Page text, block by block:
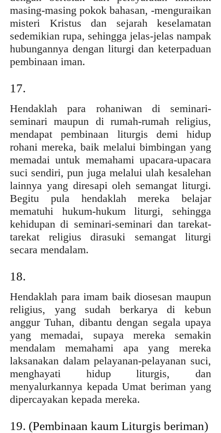
masing-masing pokok bahasan, -menguraikan
misteri Kristus dan sejarah keselamatan
sedemikian rupa, sehingga jelas-jelas nampak
hubungannya dengan liturgi dan keterpaduan
pembinaan iman.
17.
Hendaklah para rohaniwan di seminari-
seminari maupun di rumah-rumah religius,
mendapat pembinaan liturgis demi hidup
rohani mereka, baik melalui bimbingan yang
memadai untuk memahami upacara-upacara
suci sendiri, pun juga melalui ulah kesalehan
lainnya yang diresapi oleh semangat liturgi.
Begitu pula hendaklah mereka belajar
mematuhi hukum-hukum liturgi, sehingga
kehidupan di seminari-seminari dan tarekat-
tarekat religius dirasuki semangat liturgi
secara mendalam.
18.
Hendaklah para imam baik diosesan maupun
religius, yang sudah berkarya di kebun
anggur Tuhan, dibantu dengan segala upaya
yang memadai, supaya mereka semakin
mendalam memahami apa yang mereka
laksanakan dalam pelayanan-pelayanan suci,
menghayati hidup liturgis, dan
menyalurkannya kepada Umat beriman yang
dipercayakan kepada mereka.
19. (Pembinaan kaum Liturgis beriman)